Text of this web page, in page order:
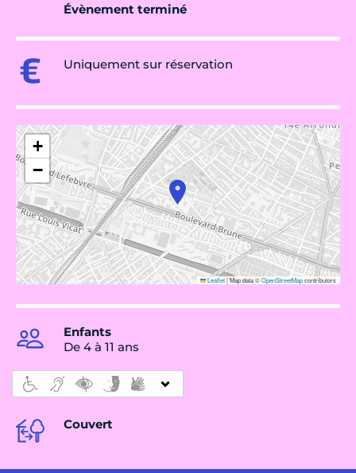
Évènement terminé
Uniquement sur réservation
+
−
Leaflet|Map data ©OpenStreetMapcontributors
Enfants
De 4 à 11 ans
Couvert